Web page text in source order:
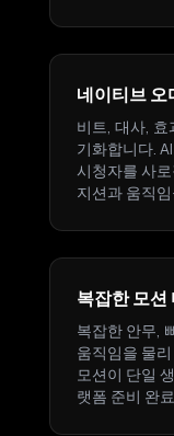
네이티브 오
비트, 대사,
기화합니다.
시청자를 사
지션과 움직
복잡한 모션
복잡한 안무,
움직임을 물
모션이 단일
랫폼 준비 완